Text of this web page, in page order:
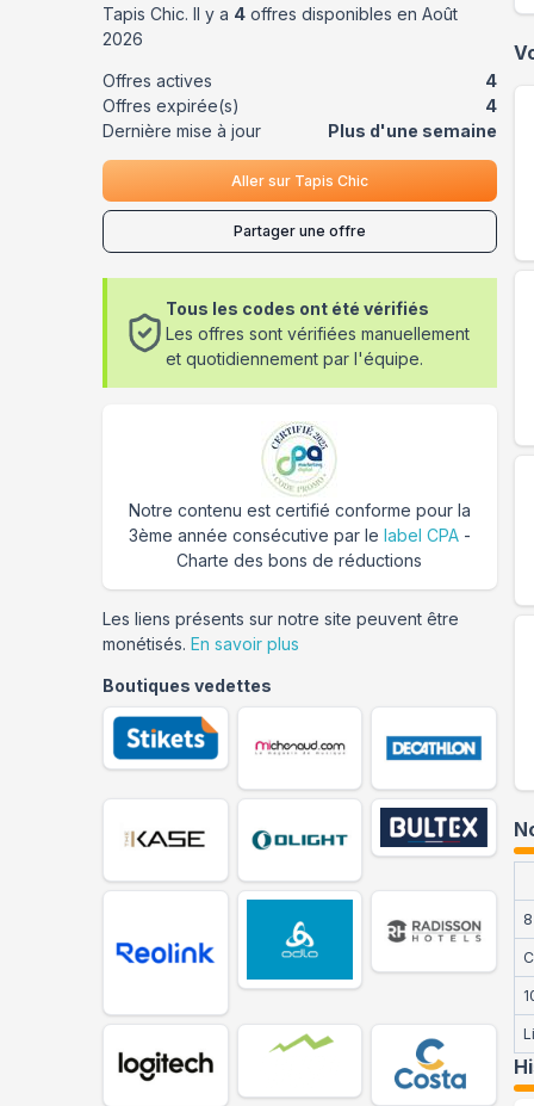
Tapis Chic. Il y a 4 offres disponibles en Août
2026
Offres actives
4
Offres expirée(s)
4
Dernière mise à jour
Plus d'une semaine
Aller sur Tapis Chic
Partager une offre
Tous les codes ont été vérifiés
Les offres sont vérifiées manuellement
et quotidiennement par l'équipe.
Notre contenu est certifié conforme pour la
3ème année consécutive par le label CPA-
Charte des bons de réductions
Les liens présents sur notre site peuvent être
monétisés. En savoir plus
Boutiques vedettes